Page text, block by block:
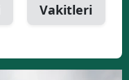
Vakitleri